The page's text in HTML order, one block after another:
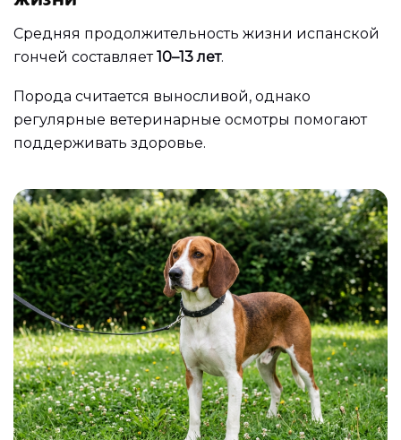
Средняя продолжительность жизни испанской
гончей составляет10–13 лет.
Порода считается выносливой, однако
регулярные ветеринарные осмотры помогают
поддерживать здоровье.